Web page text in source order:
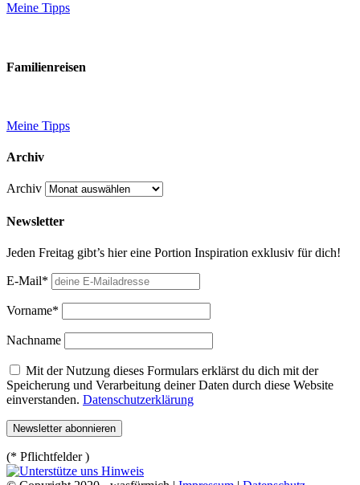
Meine Tipps
Familienreisen
Meine Tipps
Archiv
Archiv
Newsletter
Jeden Freitag gibt’s hier eine Portion Inspiration exklusiv für dich!
E-Mail*
Vorname*
Nachname
Mit der Nutzung dieses Formulars erklärst du dich mit der
Speicherung und Verarbeitung deiner Daten durch diese Website
einverstanden. Datenschutzerklärung
(* Pflichtfelder )